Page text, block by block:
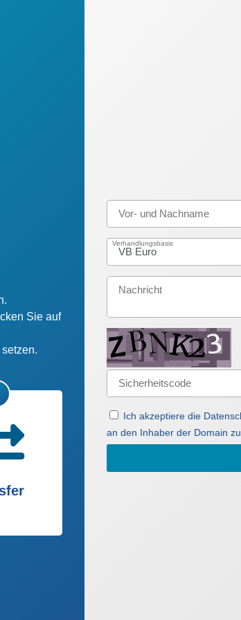
Sie auf
Verhandlungsbasis
Ich akzeptiere die
an den Inhaber der Domain zu.